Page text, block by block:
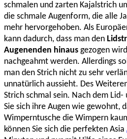
schmalen und zarten Kajalstrich
die schmale Augenform, die alle
mehr hervorgehoben. Als
kann dadurch, dass man den
Augenenden hinaus gezogen
nachgeahmt werden. Allerdings
man den Strich nicht zu sehr
unnatürlich aussieht. Des
Strich schmal sein. Nach dem
Sie sich ihre Augen wie gewohnt,
Wimperntusche die Wimpern
können Sie sich die perfekten Asia